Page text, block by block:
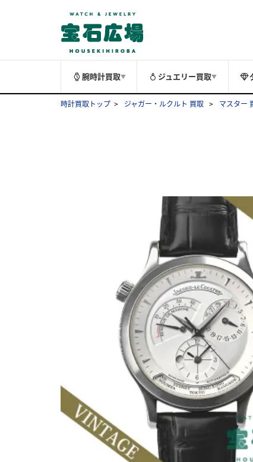
腕時計買取▼ ジュエリー買取▼
時計買取トップ ジャガー・ルクルト 買取 マスター